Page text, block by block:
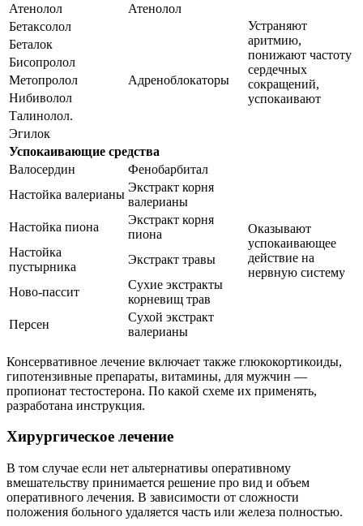
Устраняют
аритмию,
понижают частоту
сердечных
сокращений,
успокаивают
Атенолол
Атенолол
Бетаксолол
Адреноблокаторы
Беталок
Бисопролол
Метопролол
Нибиволол
Талинолол.
Эгилок
Успокаивающие средства
Валосердин
Фенобарбитал
Оказывают
успокаивающее
действие на
нервную систему
Настойка валерианы
Экстракт корня
валерианы
Настойка пиона
Экстракт корня
пиона
Настойка
пустырника
Экстракт травы
Ново-пассит
Сухие экстракты
корневищ трав
Персен
Сухой экстракт
валерианы
Консервативное лечение включает также глюкокортикоиды,
гипотензивные препараты, витамины, для мужчин —
пропионат тестостерона. По какой схеме их применять,
разработана инструкция.
Хирургическое лечение
В том случае если нет альтернативы оперативному
вмешательству принимается решение про вид и объем
оперативного лечения. В зависимости от сложности
положения больного удаляется часть или железа полностью.